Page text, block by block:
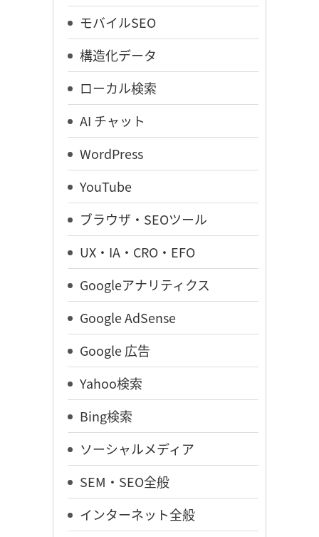
モバイルSEO
構造化データ
ローカル検索
AI チャット
WordPress
YouTube
ブラウザ・SEOツール
UX・IA・CRO・EFO
Googleアナリティクス
Google AdSense
Google 広告
Yahoo検索
Bing検索
ソーシャルメディア
SEM・SEO全般
インターネット全般